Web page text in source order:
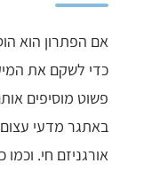
אם הפתרון הוא
כדי לשקם את
פשוט מוסיפים
באתגר מדעי
אורגניזם חי. וכמו